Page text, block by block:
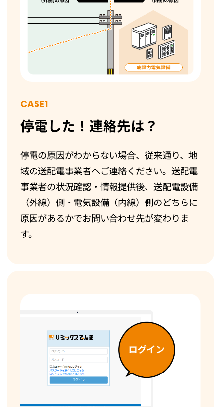
CASE1
停電した！連絡先は？
停電の原因がわからない場合、従来通り、地
域の送配電事業者へご連絡ください。送配電
事業者の状況確認・情報提供後、送配電設備
（外線）側・電気設備（内線）側のどちらに
原因があるかでお問い合わせ先が変わりま
す。